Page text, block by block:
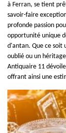
à Ferran, se tient
savoir-faire
profonde passion
opportunité unique
d'antan. Que ce soit
oublié ou un
Antiquaire 11
offrant ainsi une